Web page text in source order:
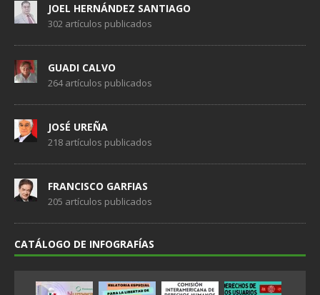
JOEL HERNÁNDEZ SANTIAGO
302 artículos publicados
GUADI CALVO
264 artículos publicados
JOSÉ UREÑA
218 artículos publicados
FRANCISCO GARFIAS
205 artículos publicados
CATÁLOGO DE INFOGRAFÍAS